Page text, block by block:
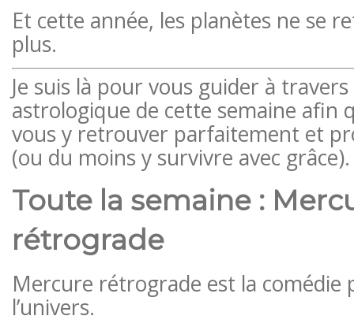
Et cette année, les planètes ne se
plus.
Je suis là pour vous guider à
astrologique de cette semaine afin
vous y retrouver parfaitement et
(ou du moins y survivre avec grâce).
Toute la semaine :
rétrograde
Mercure rétrograde est la comédie
l’univers.